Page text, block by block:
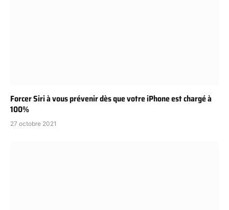
Forcer Siri à vous prévenir dès que votre iPhone est chargé à
100%
27 octobre 2021